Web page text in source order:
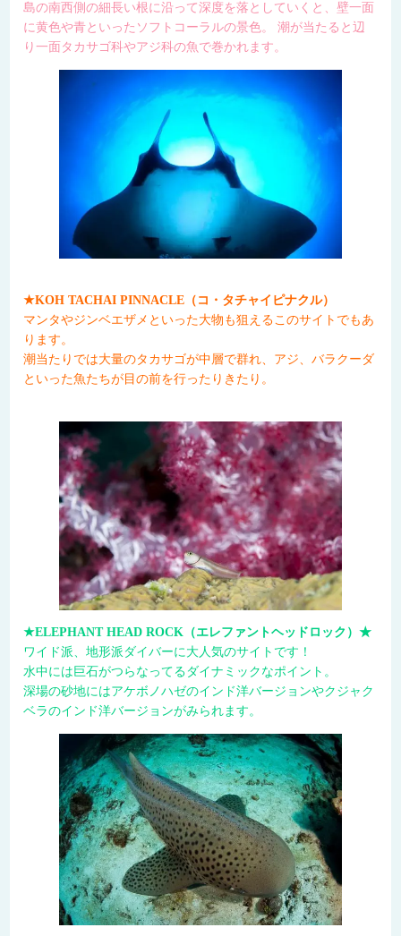
島の南西側の細長い根に沿って深度を落としていくと、壁一面
に黄色や青といったソフトコーラルの景色。 潮が当たると辺
り一面タカサゴ科やアジ科の魚で巻かれます。
★KOH TACHAI PINNACLE（コ・タチャイピナクル）
マンタやジンベエザメといった大物も狙えるこのサイトでもあ
ります。
潮当たりでは大量のタカサゴが中層で群れ、アジ、バラクーダ
といった魚たちが目の前を行ったりきたり。
★ELEPHANT HEAD ROCK（エレファントヘッドロック）★
ワイド派、地形派ダイバーに大人気のサイトです！
水中には巨石がつらなってるダイナミックなポイント。
深場の砂地にはアケボノハゼのインド洋バージョンやクジャク
ベラのインド洋バージョンがみられます。